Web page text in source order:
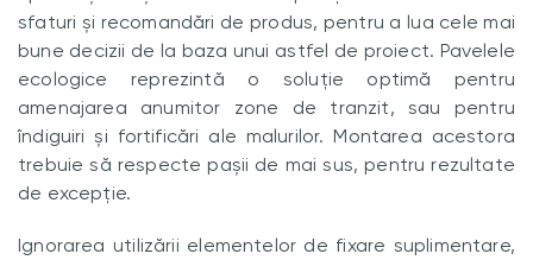
sfaturi și recomandări de produs, pentru a lua cele mai
bune decizii de la baza unui astfel de proiect. Pavelele
ecologice reprezintă o soluție optimă pentru
amenajarea anumitor zone de tranzit, sau pentru
îndiguiri și fortificări ale malurilor. Montarea acestora
trebuie să respecte pașii de mai sus, pentru rezultate
de excepție.
Ignorarea utilizării elementelor de fixare suplimentare,